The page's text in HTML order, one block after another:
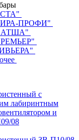
ПРОФИ"
с
лабиринтным
и
08